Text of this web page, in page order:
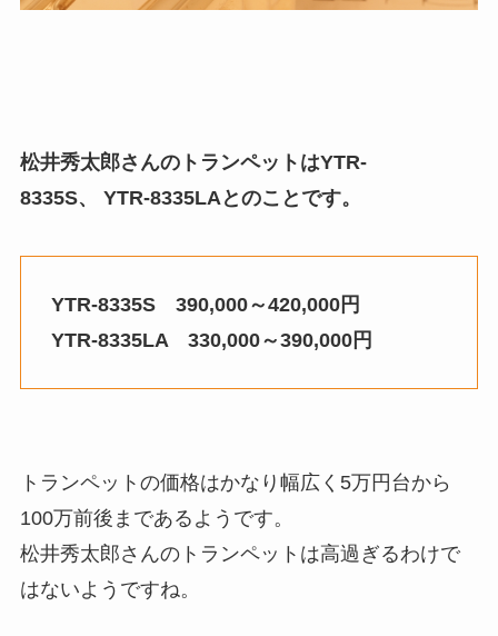
松井秀太郎さんのトランペットはYTR-
8335S、 YTR-8335LAとのことです。
YTR-8335S 390,000～420,000円
YTR-8335LA 330,000～390,000円
トランペットの価格はかなり幅広く5万円台から
100万前後まであるようです。
松井秀太郎さんのトランペットは高過ぎるわけで
はないようですね。